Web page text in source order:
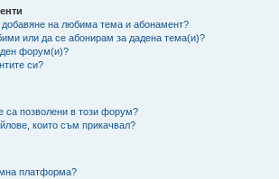
добавяне на любима тема и абонамент?
или да се абонирам за дадена тема(и)?
форум(и)?
си?
са позволени в този форум?
които съм прикачвал?
платформа?